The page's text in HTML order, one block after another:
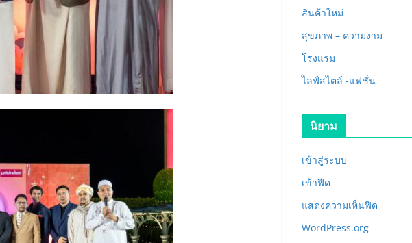
สินค้าใหม่
สุขภาพ – ความงาม
โรงแรม
ไลฟ์สไตล์ -แฟชั่น
นิยาม
เข้าสู่ระบบ
เข้าฟีด
แสดงความเห็นฟีด
WordPress.org